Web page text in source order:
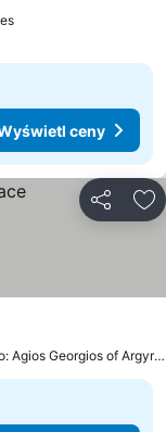
Wyświetl ceny
ceny
Agios Georgios of